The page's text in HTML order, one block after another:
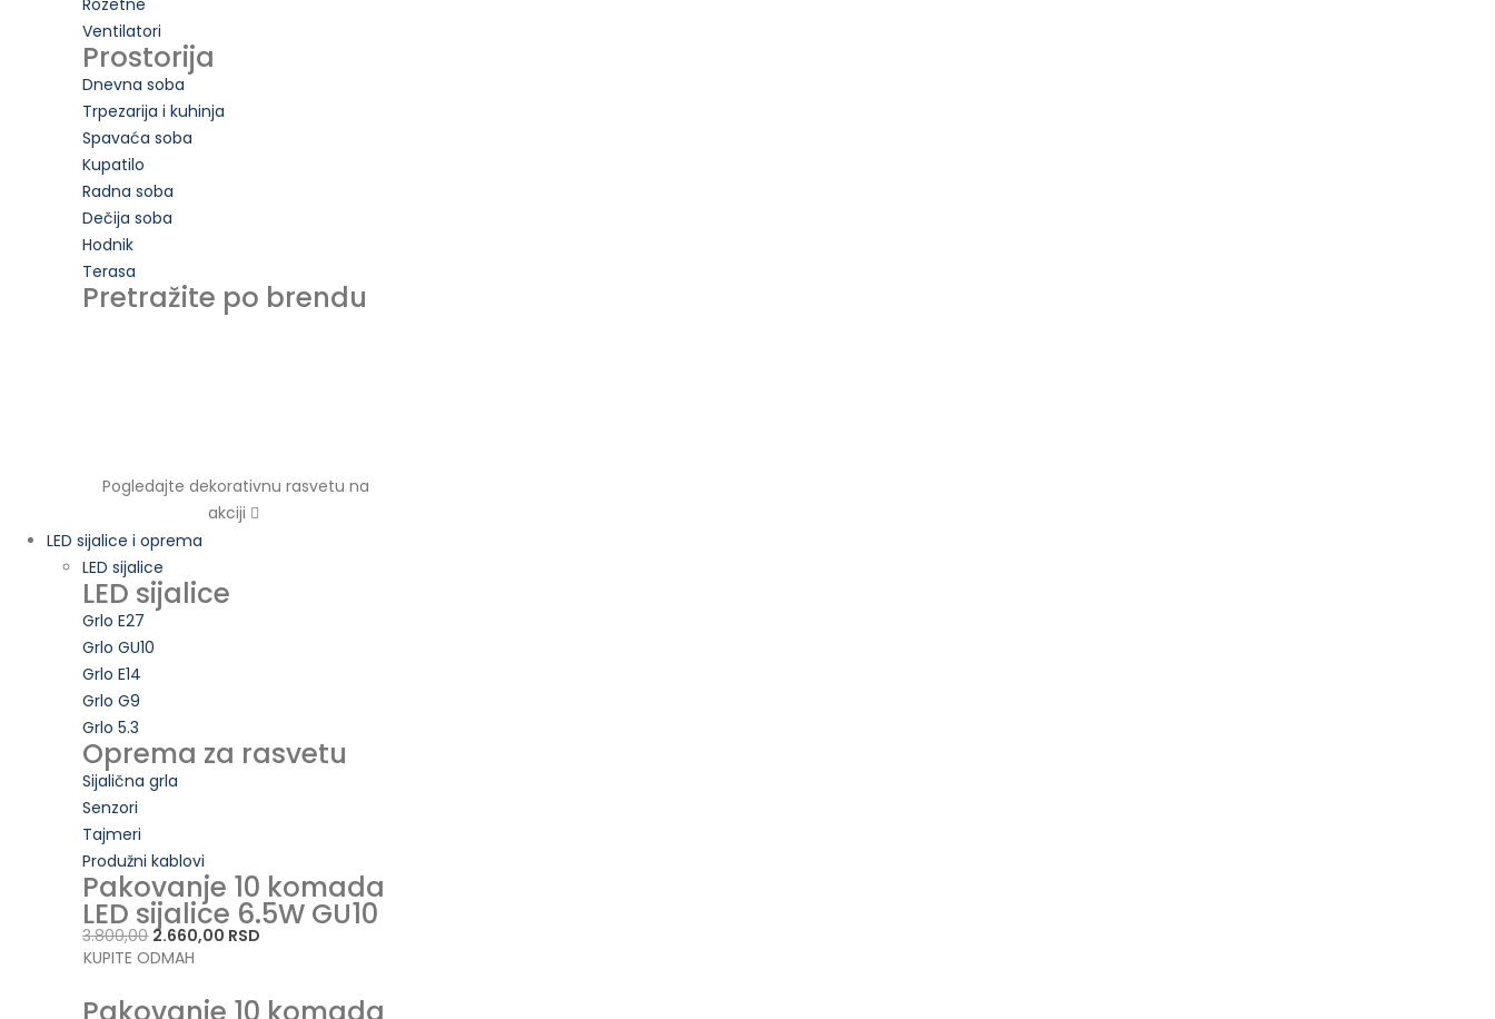
Ventilatori
Prostorija
Dnevna soba
Trpezarija i kuhinja
Spavaća soba
Kupatilo
Radna soba
Dečija soba
Hodnik
Terasa
Pretražite po brendu
Pogledajte dekorativnu rasvetu na
akciji
LED sijalice i oprema
LED sijalice
LED sijalice
Grlo E27
Grlo GU10
Grlo E14
Grlo G9
Grlo 5.3
Oprema za rasvetu
Sijalična grla
Senzori
Tajmeri
Produžni kablovi
Pakovanje 10 komada
LED sijalice 6.5W GU10
3.800,002.660,00 RSD
KUPITE ODMAH